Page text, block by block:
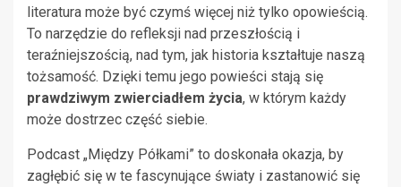
literatura może być czymś więcej niż tylko opowieścią.
To narzędzie do refleksji nad przeszłością i
teraźniejszością, nad tym, jak historia kształtuje naszą
tożsamość. Dzięki temu jego powieści stają się
prawdziwym zwierciadłem życia, w którym każdy
może dostrzec część siebie.
Podcast „Między Półkami” to doskonała okazja, by
zagłębić się w te fascynujące światy i zastanowić się